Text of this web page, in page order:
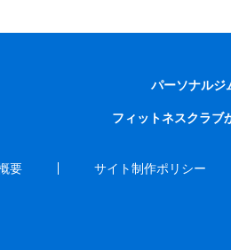
パーソナルジ
フィットネスクラブ
要 サイト制作ポリシー